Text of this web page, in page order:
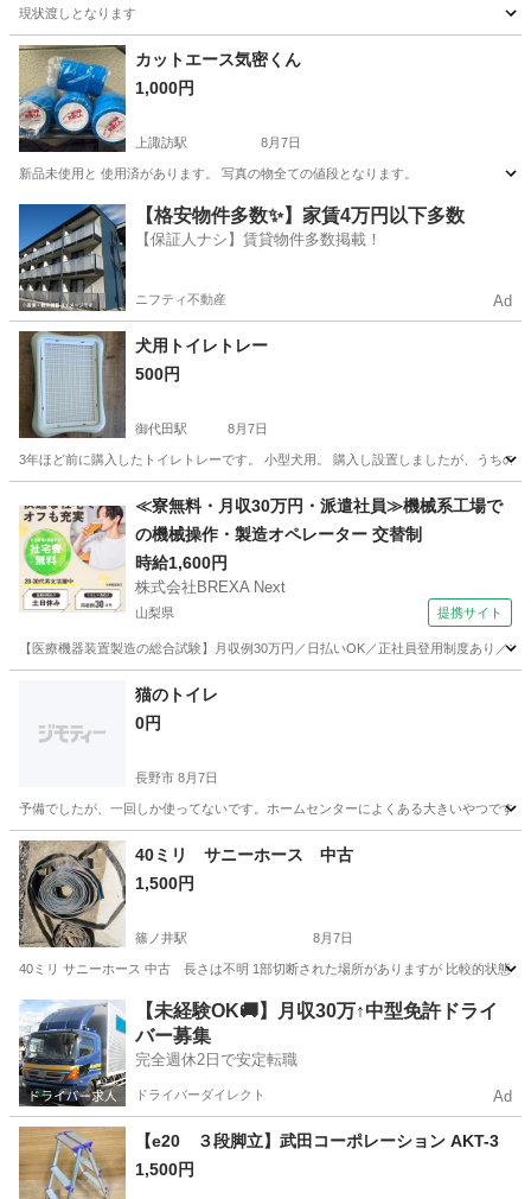
現状渡しとなります
長野 駒ヶ根市 駒ケ根駅 その他
カットエース気密くん
1,000円
上諏訪駅 8月7日
新品未使用と 使用済があります。 写真の物全ての値段となります。
諏訪市 上諏訪駅 その他
【格安物件多数✨】家賃4万円以下多数
【保証人ナシ】賃貸物件多数掲載！
ニフティ不動産 Ad
犬用トイレトレー
500円
御代田駅 8月7日
3年ほど前に購入したトイレトレーです。 小型犬用。 購入し設置しましたが、うちの
御代田駅 その他
≪寮無料・月収30万円・派遣社員≫機械系工場で
の機械操作・製造オペレーター 交替制
時給1,600円
株式会社BREXA Next
山梨県 提携サイト
【医療機器装置製造の総合試験】月収例30万円／日払いOK／正社員登用制度あり
猫のトイレ
0円
長野市 8月7日
予備でしたが、一回しか使ってないです。ホームセンターによくある大きいやつです。
長野 長野市 その他
40ミリ サニーホース 中古
1,500円
篠ノ井駅 8月7日
40ミリ サニーホース 中古 長さは不明 1部切断された場所がありますが 比較的状態
長野 長野市 篠ノ井駅 その他
【未経験OK🚚】月収30万↑中型免許ドライ
バー募集
完全週休2日で安定転職
ドライバーダイレクト Ad
【e20 ３段脚立】武田コーポレーション AKT-3
1,500円